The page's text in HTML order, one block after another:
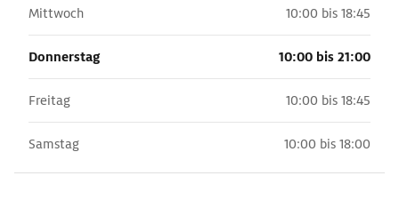
Mittwoch 10:00 bis 18:45
Donnerstag 10:00 bis 21:00
Freitag 10:00 bis 18:45
Samstag 10:00 bis 18:00